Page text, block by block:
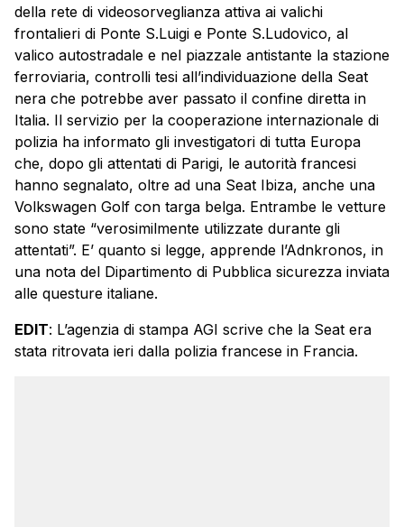
della rete di videosorveglianza attiva ai valichi
frontalieri di Ponte S.Luigi e Ponte S.Ludovico, al
valico autostradale e nel piazzale antistante la stazione
ferroviaria, controlli tesi all’individuazione della Seat
nera che potrebbe aver passato il confine diretta in
Italia. Il servizio per la cooperazione internazionale di
polizia ha informato gli investigatori di tutta Europa
che, dopo gli attentati di Parigi, le autorità francesi
hanno segnalato, oltre ad una Seat Ibiza, anche una
Volkswagen Golf con targa belga. Entrambe le vetture
sono state “verosimilmente utilizzate durante gli
attentati”. E’ quanto si legge, apprende l’Adnkronos, in
una nota del Dipartimento di Pubblica sicurezza inviata
alle questure italiane.
EDIT: L’agenzia di stampa AGI scrive che la Seat era
stata ritrovata ieri dalla polizia francese in Francia.